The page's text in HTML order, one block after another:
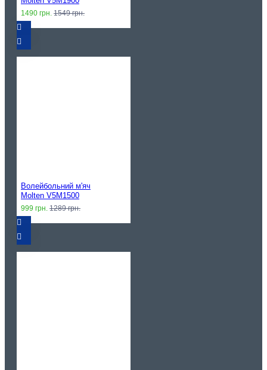
1490 грн. 1549 грн.
Волейбольний м'яч
Molten V5M1500
999 грн. 1289 грн.